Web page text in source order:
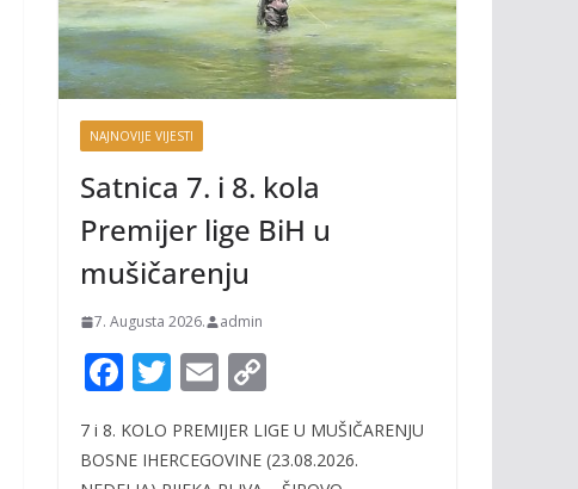
NAJNOVIJE VIJESTI
Satnica 7. i 8. kola
Premijer lige BiH u
mušičarenju
7. Augusta 2026. admin
F
e
T
itt
E
ai p
7 i 8. KOLO PREMIJER LIGE U MUŠIČARENJU
BOSNE IHERCEGOVINE (23.08.2026.